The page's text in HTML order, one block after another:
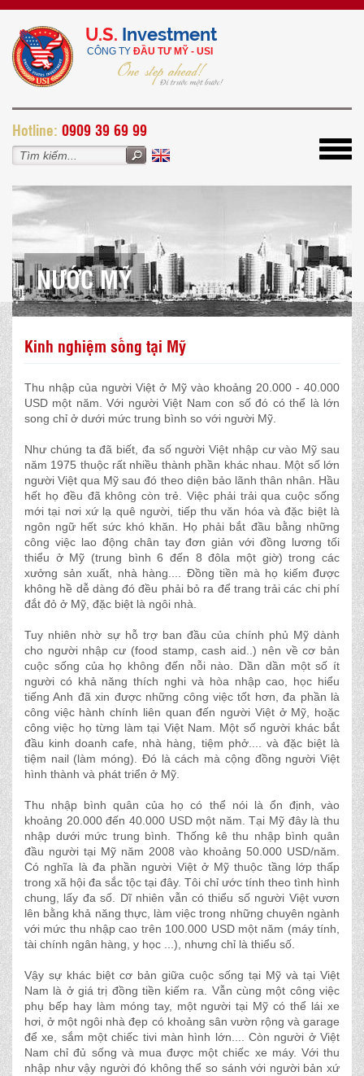
U.S. Investment
CÔNG TY ĐẦU TƯ MỸ - USI
Hotline: 0909 39 69 99
NƯỚC MỸ
Kinh nghiệm sống tại Mỹ
Thu nhập của người Việt ở Mỹ vào khoảng 20.000 - 40.000
USD một năm. Với người Việt Nam con số đó có thể là lớn
song chỉ ở dưới mức trung bình so với người Mỹ.
Như chúng ta đã biết, đa số người Việt nhập cư vào Mỹ sau
năm 1975 thuộc rất nhiều thành phần khác nhau. Một số lớn
người Việt qua Mỹ sau đó theo diện bảo lãnh thân nhân. Hầu
hết họ đều đã không còn trẻ. Việc phải trải qua cuộc sống
mới tại nơi xứ lạ quê người, tiếp thu văn hóa và đặc biệt là
ngôn ngữ hết sức khó khăn. Họ phải bắt đầu bằng những
công việc lao động chân tay đơn giản với đồng lương tối
thiểu ở Mỹ (trung bình 6 đến 8 đôla một giờ) trong các
xưởng sản xuất, nhà hàng.... Đồng tiền mà họ kiếm được
không hề dễ dàng đó đều phải bỏ ra để trang trải các chi phí
đắt đỏ ở Mỹ, đặc biệt là ngôi nhà.
Tuy nhiên nhờ sự hỗ trợ ban đầu của chính phủ Mỹ dành
cho người nhập cư (food stamp, cash aid..) nên về cơ bản
cuộc sống của họ không đến nỗi nào. Dần dần một số ít
người có khả năng thích nghi và hòa nhập cao, học hiểu
tiếng Anh đã xin được những công việc tốt hơn, đa phần là
công việc hành chính liên quan đến người Việt ở Mỹ, hoặc
công việc họ từng làm tại Việt Nam. Một số người khác bắt
đầu kinh doanh cafe, nhà hàng, tiệm phở.... và đặc biệt là
tiệm nail (làm móng). Đó là cách mà cộng đồng người Việt
hình thành và phát triển ở Mỹ.
Thu nhập bình quân của họ có thể nói là ổn định, vào
khoảng 20.000 đến 40.000 USD một năm. Tại Mỹ đây là thu
nhập dưới mức trung bình. Thống kê thu nhập bình quân
đầu người tại Mỹ năm 2008 vào khoảng 50.000 USD/năm.
Có nghĩa là đa phần người Việt ở Mỹ thuộc tầng lớp thấp
trong xã hội đa sắc tộc tại đây. Tôi chỉ ước tính theo tình hình
chung, lấy đa số. Dĩ nhiên vẫn có thiểu số người Việt vươn
lên bằng khả năng thực, làm việc trong những chuyên ngành
với mức thu nhập cao trên 100.000 USD một năm (máy tính,
tài chính ngân hàng, y học ...), nhưng chỉ là thiểu số.
Vậy sự khác biệt cơ bản giữa cuộc sống tại Mỹ và tại Việt
Nam là ở giá trị đồng tiền kiếm ra. Vẫn cùng một công việc
phụ bếp hay làm móng tay, một người tại Mỹ có thể lái xe
hơi, ở một ngôi nhà đẹp có khoảng sân vườn rộng và garage
để xe, sắm một chiếc tivi màn hình lớn.... Còn người ở Việt
Nam chỉ đủ sống và mua được một chiếc xe máy. Với thu
nhập như vậy người đó không thể so sánh với người bản xứ